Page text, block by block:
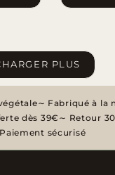
PLUS
Fabriqué à la
dès 39€
Retour
Paiement sécurisé